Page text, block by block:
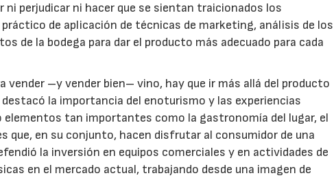
perjudicar ni hacer que se sientan traicionados los
de aplicación de técnicas de marketing, análisis de los
de la bodega para dar el producto más adecuado para cada
vender –y vender bien– vino, hay que ir más allá del producto
la importancia del enoturismo y las experiencias
elementos tan importantes como la gastronomía del lugar, el
en su conjunto, hacen disfrutar al consumidor de una
la inversión en equipos comerciales y en actividades de
en el mercado actual, trabajando desde una imagen de